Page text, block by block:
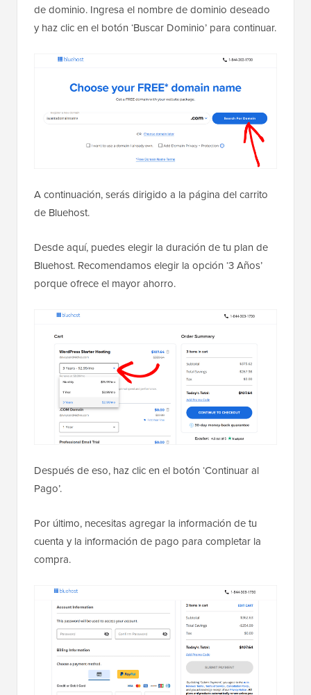
de dominio. Ingresa el nombre de dominio deseado
y haz clic en el botón ‘Buscar Dominio’ para continuar.
A continuación, serás dirigido a la página del carrito
de Bluehost.
Desde aquí, puedes elegir la duración de tu plan de
Bluehost. Recomendamos elegir la opción ‘3 Años’
porque ofrece el mayor ahorro.
Después de eso, haz clic en el botón ‘Continuar al
Pago’.
Por último, necesitas agregar la información de tu
cuenta y la información de pago para completar la
compra.